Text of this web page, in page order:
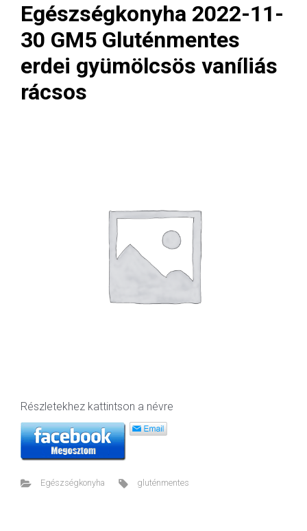
Egészségkonyha 2022-11-
30 GM5 Gluténmentes
erdei gyümölcsös vaníliás
rácsos
Részletekhez kattintson a névre
Egészségkonyha gluténmentes